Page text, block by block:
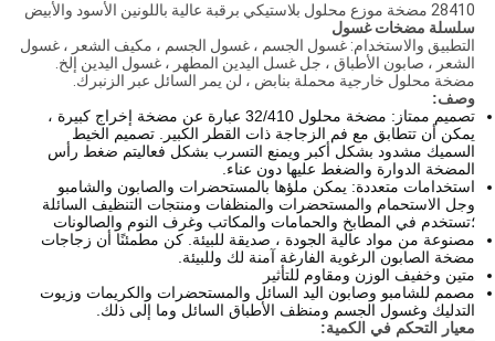
28410 مضخة موزع محلول بلاستيكي برقبة عالية باللونين الأسود والأبيض
سلسلة مضخات غسول
التطبيق والاستخدام: غسول الجسم ، غسول الجسم ، مكيف الشعر ، غسول
الشعر ، صابون الأطباق ، جل غسل اليدين المطهر ، غسول اليدين إلخ.
مضخة محلول خارجية محملة بنابض ، لن يمر السائل عبر الزنبرك.
وصف:
تصميم ممتاز: مضخة محلول 32/410 عبارة عن مضخة إخراج كبيرة ،
يمكن أن تتطابق مع فم الزجاجة ذات القطر الكبير. تصميم الخيط
السميك مشدود بشكل أكبر ويمنع التسرب بشكل فعاليتم ضغط رأس
المضخة الدوارة والضغط عليها دون عناء.
استخدامات متعددة: يمكن ملؤها بالمستحضرات والصابون والشامبو
وجل الاستحمام والمستحضرات والمنظفات ومنتجات التنظيف السائلة
؛تستخدم في المطابخ والحمامات والمكاتب وغرف النوم والصالونات
مصنوعة من مواد عالية الجودة ، صديقة للبيئة. كن مطمئنًا أن زجاجات
مضخة الصابون الرغوية الفارغة آمنة لك وللبيئة.
متين وخفيف الوزن ومقاوم للتأثير
مصمم للشامبو وصابون اليد السائل والمستحضرات والكريمات وزيوت
التدليك وغسول الجسم ومنظف الأطباق السائل وما إلى ذلك.
معيار التحكم في الكمية: